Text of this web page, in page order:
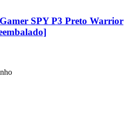
SPY P3 Preto Warrior